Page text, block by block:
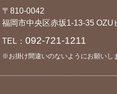
〒810-0042
福岡市中央区赤坂1-13-35 OZU
TEL： 092-721-1211
※お掛け間違いのないようにお願いし